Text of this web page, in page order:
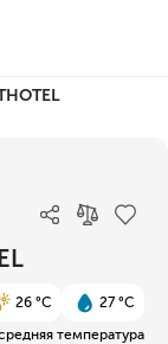
26 °C
27 °C
температура